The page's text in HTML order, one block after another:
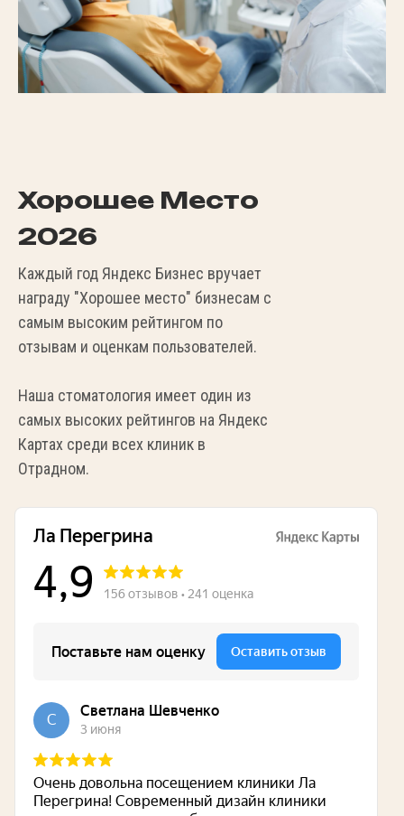
Хорошее Место
2026
Каждый год Яндекс Бизнес вручает
награду "Хорошее место" бизнесам с
самым высоким рейтингом по
отзывам и оценкам пользователей.
Наша стоматология имеет один из
самых высоких рейтингов на Яндекс
Картах среди всех клиник в
Отрадном.